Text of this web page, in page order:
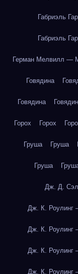
Габриэль
Габриэль
Герман Мелвилл —
Говядина
Говядина
Горох Горох
Груша Груша
Груша
Дж. Д.
Дж. К. Роулинг
Дж. К. Роулинг
Дж. К. Роулинг
Дж. К. Роулинг